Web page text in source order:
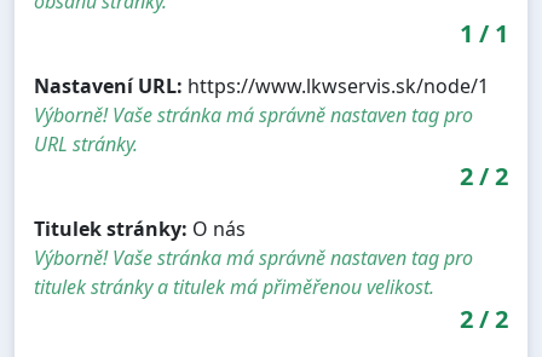
1 / 1
Nastavení URL: https://www.lkwservis.sk/node/1
Výborně! Vaše stránka má správně nastaven tag pro
URL stránky.
2/2
Titulek stránky: O nás
Výborně! Vaše stránka má správně nastaven tag pro
titulek stránky a titulek má přiměřenou velikost.
2/2